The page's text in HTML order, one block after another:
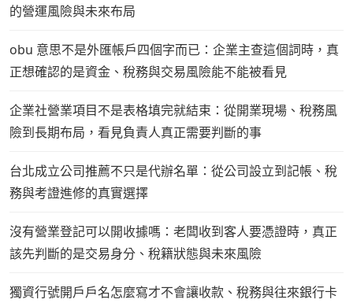
的營運風險與未來布局
obu 意思不是外匯帳戶四個字而已：企業主查這個詞時，真
正想確認的是資金、稅務與交易風險能不能被看見
企業社營業項目不是表格填完就結束：從開業現場、稅務風
險到長期布局，看見負責人真正需要判斷的事
台北成立公司推薦不只是代辦名單：從公司設立到記帳、稅
務與考證進修的真實選擇
沒有營業登記可以開收據嗎：老闆收到客人要憑證時，真正
該先判斷的是交易身分、稅籍狀態與未來風險
獨資行號開戶戶名怎麼寫才不會讓收款、稅務與往來銀行卡